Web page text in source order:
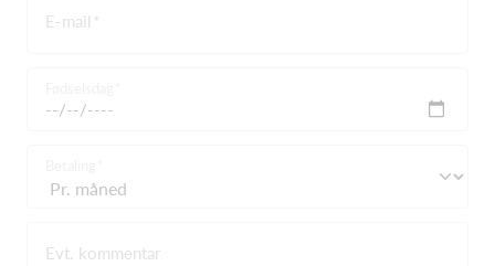
E-mail
Evt. kommentar